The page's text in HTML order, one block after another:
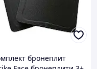
бронеплит